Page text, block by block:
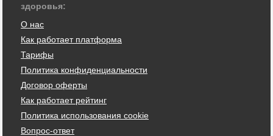
здоровья:
О нас
Как работает платформа
Тарифы
Политика конфиденциальности
Договор оферты
Как работает рейтинг
Политика использования cookie
Вопрос-ответ